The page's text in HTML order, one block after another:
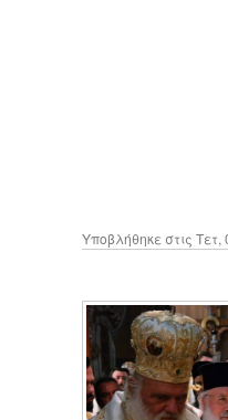
Υποβλήθηκε στις Τετ,